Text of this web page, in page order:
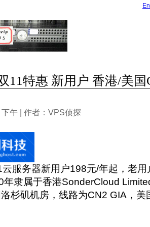
11特惠 新用户 香港/美国
午 | 作者：VPS侦探
云服务器新用户198元/年起，老
年隶属于香港SonderCloud
杉矶机房，线路为CN2 GIA，